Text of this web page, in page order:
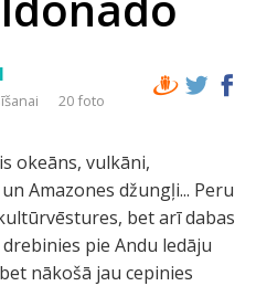
20 foto
okeāns, vulkāni,
Amazones džungļi... Peru
bet arī dabas
pie Andu ledāju
nākošā jau cepinies